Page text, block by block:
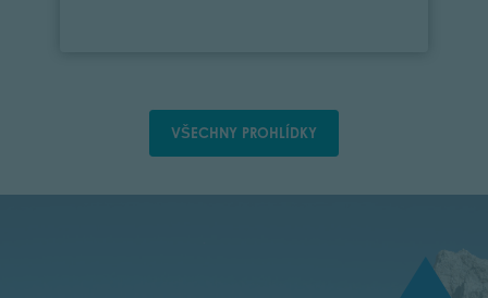
VŠECHNY PROHLÍDKY